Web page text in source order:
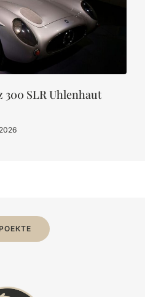
SLR Uhlenhaut